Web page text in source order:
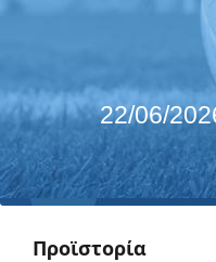
22/06/
Προϊστορία